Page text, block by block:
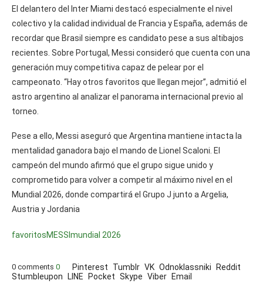
El delantero del Inter Miami destacó especialmente el nivel
colectivo y la calidad individual de Francia y España, además de
recordar que Brasil siempre es candidato pese a sus altibajos
recientes. Sobre Portugal, Messi consideró que cuenta con una
generación muy competitiva capaz de pelear por el
campeonato. “Hay otros favoritos que llegan mejor”, admitió el
astro argentino al analizar el panorama internacional previo al
torneo.
Pese a ello, Messi aseguró que Argentina mantiene intacta la
mentalidad ganadora bajo el mando de Lionel Scaloni. El
campeón del mundo afirmó que el grupo sigue unido y
comprometido para volver a competir al máximo nivel en el
Mundial 2026, donde compartirá el Grupo J junto a Argelia,
Austria y Jordania
favoritosMESSI mundial 2026
0 comments 0 Pinterest Tumblr VK Odnoklassniki
Reddit
Stumbleupon
LINE Pocket Skype Viber Email